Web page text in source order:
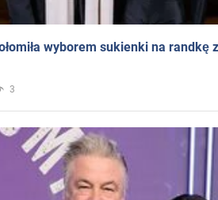
wyborem sukienki na randkę
3